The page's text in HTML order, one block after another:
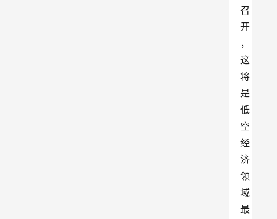
召
开
，
这
将
是
低
空
经
济
领
域
最